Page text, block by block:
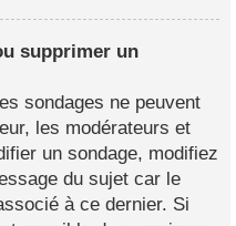
supprimer un
sondages ne peuvent
les modérateurs et
un sondage, modifiez
du sujet car le
à ce dernier. Si